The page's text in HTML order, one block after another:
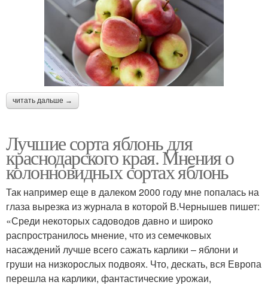
читать дальше →
Лучшие сорта яблонь для
краснодарского края. Мнения о
колонновидных сортах яблонь
Так например еще в далеком 2000 году мне попалась на
глаза вырезка из журнала в которой В.Чернышев пишет:
«Среди некоторых садоводов давно и широко
распространилось мнение, что из семечковых
насаждений лучше всего сажать карлики – яблони и
груши на низкорослых подвоях. Что, дескать, вся Европа
перешла на карлики, фантастические урожаи,